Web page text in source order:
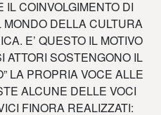
IL COINVOLGIMENTO DI
DELLA CULTURA
E’ QUESTO IL MOTIVO
ATTORI SOSTENGONO IL
LA PROPRIA VOCE ALLE
ALCUNE DELLE VOCI
FINORA REALIZZATI: